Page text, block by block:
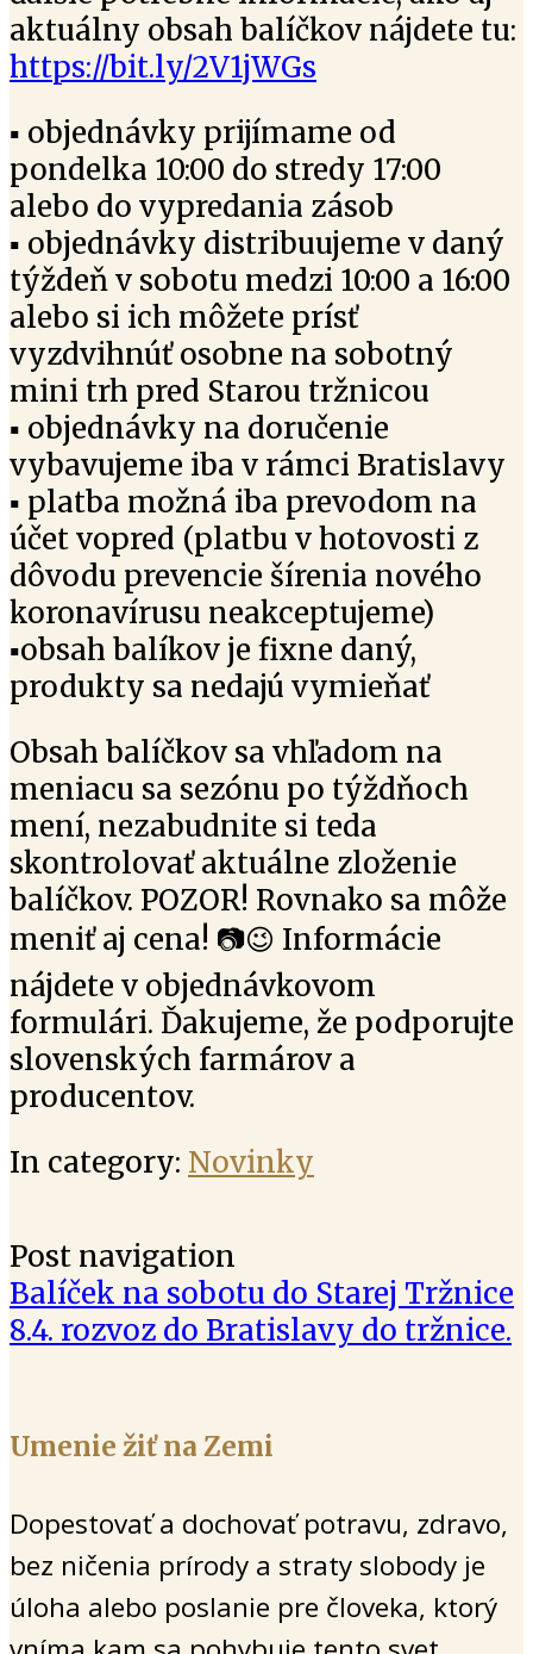
aktuálny obsah balíčkov nájdete tu:
https://bit.ly/2V1jWGs
▪️ objednávky prijímame od
pondelka 10:00 do stredy 17:00
alebo do vypredania zásob
▪️ objednávky distribuujeme v daný
týždeň v sobotu medzi 10:00 a 16:00
alebo si ich môžete prísť
vyzdvihnúť osobne na sobotný
mini trh pred Starou tržnicou
▪️ objednávky na doručenie
vybavujeme iba v rámci Bratislavy
▪️ platba možná iba prevodom na
účet vopred (platbu v hotovosti z
dôvodu prevencie šírenia nového
koronavírusu neakceptujeme)
▪️obsah balíkov je fixne daný,
produkty sa nedajú vymieňať
Obsah balíčkov sa vhľadom na
meniacu sa sezónu po týždňoch
mení, nezabudnite si teda
skontrolovať aktuálne zloženie
balíčkov. POZOR! Rovnako sa môže
meniť aj cena! 📷😉 Informácie
nájdete v objednávkovom
formulári. Ďakujeme, že podporujte
slovenských farmárov a
producentov.
In category: Novinky
Post navigation
Balíček na sobotu do Starej Tržnice
8.4. rozvoz do Bratislavy do tržnice.
Umenie žiť na Zemi
Dopestovať a dochovať potravu, zdravo,
bez ničenia prírody a straty slobody je
úloha alebo poslanie pre človeka, ktorý